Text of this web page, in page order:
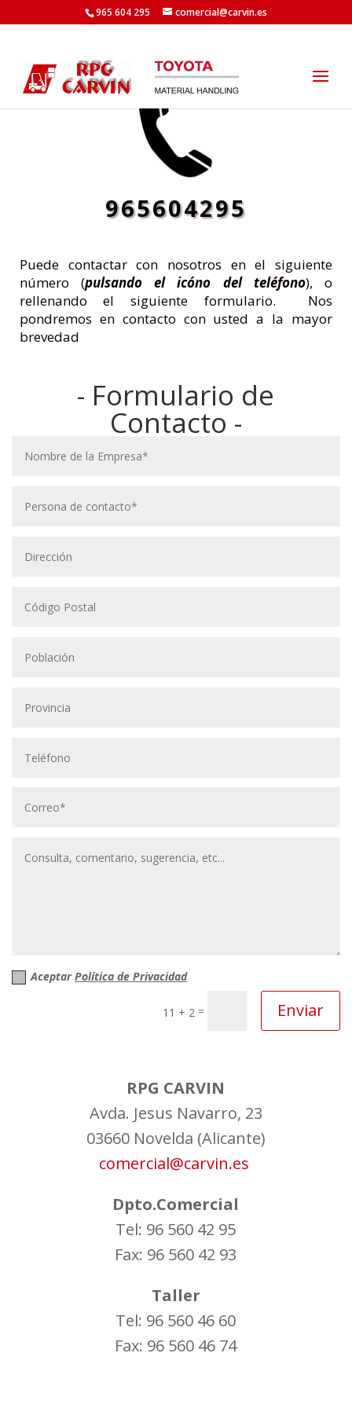
965 604 295 comercial@carvin.es
965604295
Puede contactar con nosotros en el siguiente
número (pulsando el icóno del teléfono), o
rellenando el siguiente formulario. Nos
pondremos en contacto con usted a la mayor
brevedad
- Formulario de
Contacto -
AceptarPolítica de Privacidad
11 + 2 = Enviar
RPG CARVIN
Avda. Jesus Navarro, 23
03660 Novelda (Alicante)
comercial@carvin.es
Dpto.Comercial
Tel: 96 560 42 95
Fax: 96 560 42 93
Taller
Tel: 96 560 46 60
Fax: 96 560 46 74